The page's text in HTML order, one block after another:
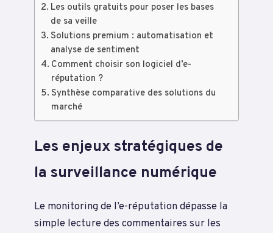
Les outils gratuits pour poser les bases
de sa veille
Solutions premium : automatisation et
analyse de sentiment
Comment choisir son logiciel d’e-
réputation ?
Synthèse comparative des solutions du
marché
Les enjeux stratégiques de
la surveillance numérique
Le monitoring de l’e-réputation dépasse la
simple lecture des commentaires sur les